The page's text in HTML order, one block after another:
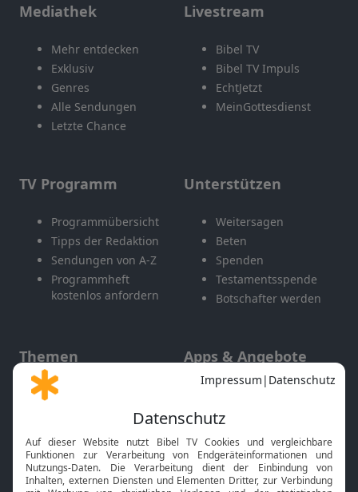
Mediathek
Mehr entdecken
Exklusiv
Genres
Alle Sendungen
Letzte Chance
Livestream
Bibel TV
Bibel TV Impuls
EchtJetzt
MeinGottesdienst
TV Programm
Programmübersicht
Tipps der Redaktion
Sendungen von A-Z
Programmheft
kostenlos anfordern
Unterstützen
Weitersagen
Beten
Spenden
Testamentsspende
Botschafter werden
Themen
Gott und Bibel erklärt
Neuigkeiten
Apps & Angebote
Mobile App
Smart TV
HbbTV